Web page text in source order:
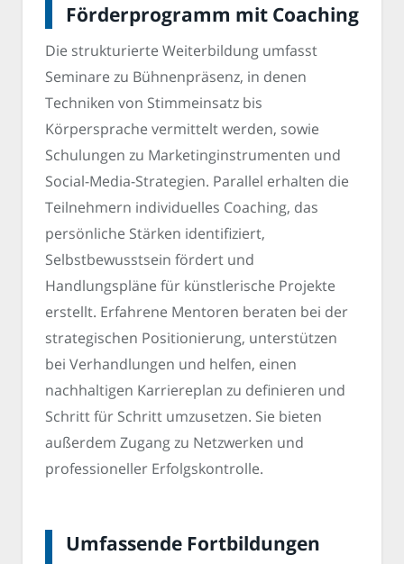
Förderprogramm mit Coaching
Die strukturierte Weiterbildung umfasst
Seminare zu Bühnenpräsenz, in denen
Techniken von Stimmeinsatz bis
Körpersprache vermittelt werden, sowie
Schulungen zu Marketinginstrumenten und
Social-Media-Strategien. Parallel erhalten die
Teilnehmern individuelles Coaching, das
persönliche Stärken identifiziert,
Selbstbewusstsein fördert und
Handlungspläne für künstlerische Projekte
erstellt. Erfahrene Mentoren beraten bei der
strategischen Positionierung, unterstützen
bei Verhandlungen und helfen, einen
nachhaltigen Karriereplan zu definieren und
Schritt für Schritt umzusetzen. Sie bieten
außerdem Zugang zu Netzwerken und
professioneller Erfolgskontrolle.
Umfassende Fortbildungen